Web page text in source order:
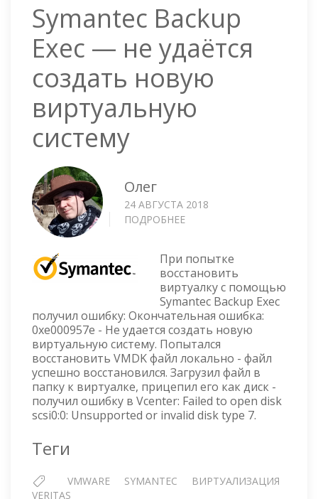
Symantec Backup
Exec — не удаётся
создать новую
виртуальную
систему
Олег
24 АВГУСТА 2018
ПОДРОБНЕЕ
EXEC
—
НЕ
УДАЁТСЯ
СОЗДАТЬ
НОВУЮ
ВИРТУАЛЬНУЮ
СИСТЕМУ
При попытке
восстановить
виртуалку с помощью
Symantec Backup Exec
получил ошибку: Окончательная ошибка:
0xe000957e - Не удается создать новую
виртуальную систему. Попытался
восстановить VMDK файл локально - файл
успешно восстановился. Загрузил файл в
папку к виртуалке, прицепил его как диск -
получил ошибку в Vcenter: Failed to open disk
scsi0:0: Unsupported or invalid disk type 7.
Теги
VMWARE SYMANTEC
ВИРТУАЛИЗАЦИЯ
VERITAS